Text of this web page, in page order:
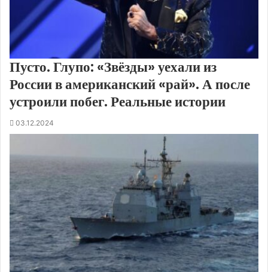
Пусто. Глупо: «Звёзды» уехали из
России в американский «рай». А после
устроили побег. Реальные истории
03.12.2024